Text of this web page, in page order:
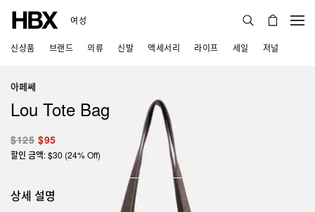
여성
신상품 브랜드 의류 신발 액세서리 라이프 세일 저널
아페쎄
Lou Tote Bag
$125 $95
할인 금액: $30 (24% Off)
상세 설명